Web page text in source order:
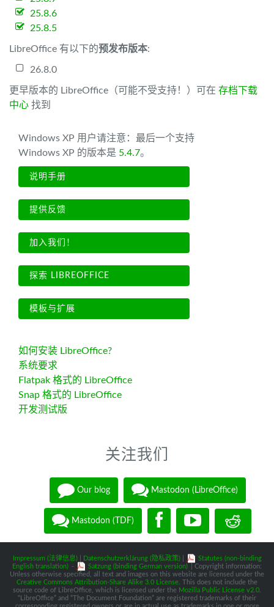
25.8.6
25.8.5
LibreOffice 有以下的预发布版本:
26.8.0
更早版本的 LibreOffice（可能不受支持！）可在 存档下载
中心 找到
Windows XP 用户请注意：最后一个支持
Windows XP 的版本是 5.4.7。
说明手册
提供反馈
加入我们！
探索 LIBREOFFICE
模板与扩展
如何安装 LibreOffice?
系统要求
Flatpak 格式的 LibreOffice
Snap 格式的 LibreOffice
开发测试版
关注我们
Our blog Mastodon (LibreOffice)
Mastodon (TDF)
Impressum (法律信息)| Datenschutzerklärung (隐私政策)|
Statutes (non-binding
English translation) - Satzung (binding German version)
| Copyright information:
Unless otherwise specified, all text and images on this website are licensed under the
Creative Commons Attribution-Share Alike 3.0 License . This does not include the
source code of LibreOffice, which is licensed under the Mozilla Public License v2.0
“LibreOffice” and “The Document Foundation” are registered trademarks of their